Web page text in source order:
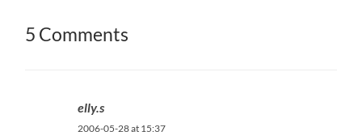
5 Comments
elly.s
2006-05-28 at 15:37